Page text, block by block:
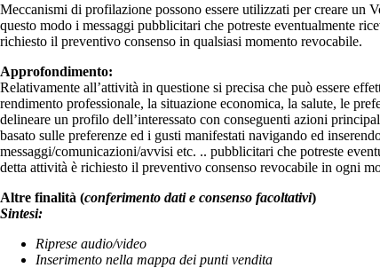
Meccanismi di profilazione possono essere utilizzati per creare un
questo modo i messaggi pubblicitari che potreste eventualmente
richiesto il preventivo consenso in qualsiasi momento revocabile.
Approfondimento:
Relativamente all’attività in questione si precisa che può essere
rendimento professionale, la situazione economica, la salute, le
delineare un profilo dell’interessato con conseguenti azioni
basato sulle preferenze ed i gusti manifestati navigando ed
messaggi/comunicazioni/avvisi etc. .. pubblicitari che potreste
detta attività è richiesto il preventivo consenso revocabile in ogni
Altre finalità (conferimento dati e consenso facoltativi)
Sintesi:
Riprese audio/video
Inserimento nella mappa dei punti vendita